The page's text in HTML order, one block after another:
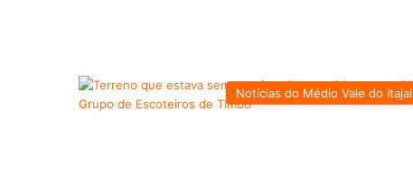
Notícias do Médio Vale do Itajaí